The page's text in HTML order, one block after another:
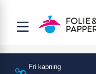
Fri kapning